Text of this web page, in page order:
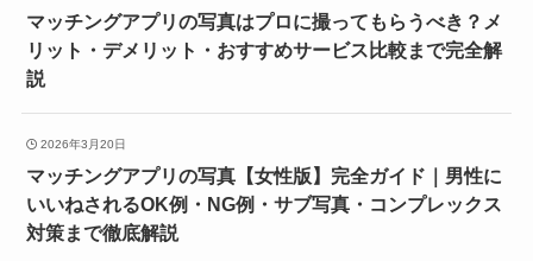
マッチングアプリの写真はプロに撮ってもらうべき？メ
リット・デメリット・おすすめサービス比較まで完全解
説
2026年3月20日
マッチングアプリの写真【女性版】完全ガイド｜男性に
いいねされるOK例・NG例・サブ写真・コンプレックス
対策まで徹底解説